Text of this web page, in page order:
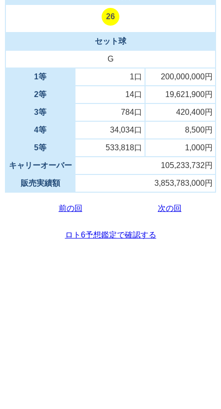
26
セット球
G
1等 1口 200,000,000円
2等 14口 19,621,900円
3等 784口 420,400円
4等 34,034口 8,500円
5等 533,818口 1,000円
キャリーオーバー 105,233,732円
販売実績額 3,853,783,000円
前の回 次の回
ロト6予想鑑定で確認する